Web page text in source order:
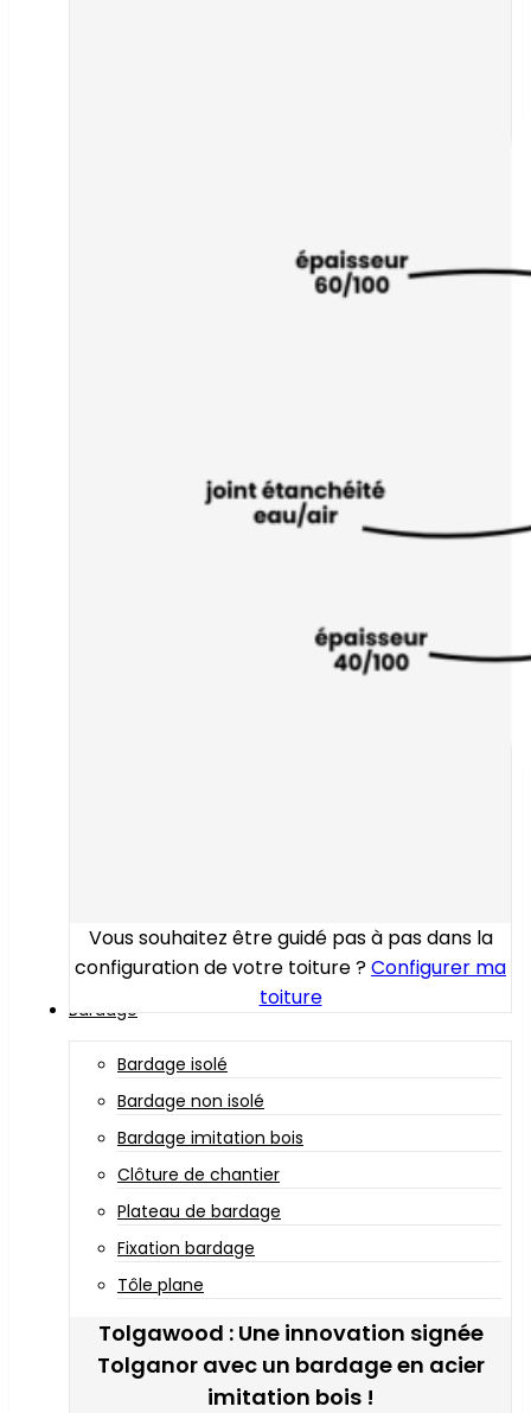
Vous souhaitez être guidé pas à pas dans la
configuration de votre toiture ?Configurer ma
toiture
Bardage
Bardage isolé
Bardage non isolé
Bardage imitation bois
Clôture de chantier
Plateau de bardage
Fixation bardage
Tôle plane
Tolgawood : Une innovation signée
Tolganor avec un bardage en acier
imitation bois !